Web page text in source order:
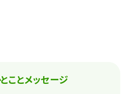
ことメッセージ